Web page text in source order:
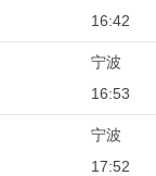
16:42
宁波
16:53
宁波
17:52